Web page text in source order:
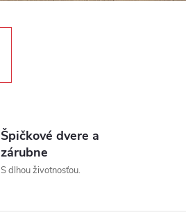
Špičkové dvere a
zárubne
S dlhou životnosťou.